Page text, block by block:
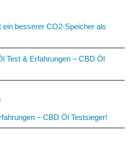
besserer CO2-Speicher als
Test & Erfahrungen – CBD Öl
– CBD Öl Testsieger!